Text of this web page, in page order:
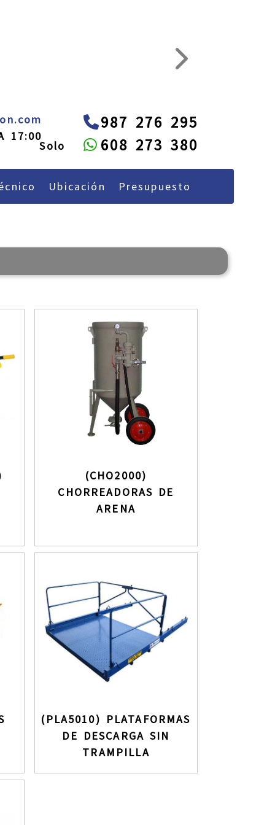
administracion
alquileon.com
17:00
987 276 295
608 273 380
Ubicación Presupuesto
(CHO2000)
CHORREADORAS DE
ARENA
(PLA5010) PLATAFORMAS
DE DESCARGA SIN
TRAMPILLA